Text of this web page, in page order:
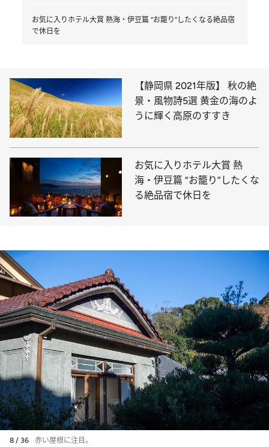
お気に入りホテル大賞 熱海・伊豆篇 “お籠り”したくなる絶品宿
で休日を
【静岡県 2021年版】 秋の絶
景・風物詩5選 黄金の海のよ
うに輝く高原のすすき
お気に入りホテル大賞 熱
海・伊豆篇 “お籠り”したくな
る絶品宿で休日を
8 / 36 赤い屋根に注目。